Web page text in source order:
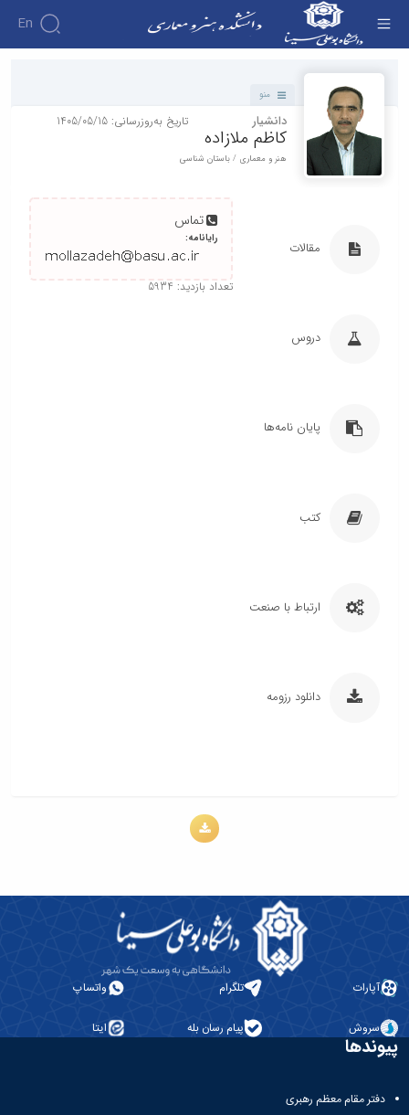
En
منو
دانشیار تاریخ به‌روزرسانی: 1405/05/15
کاظم ملازاده
هنر و معماری / باستان شناسی
تماس
رایانامه:
تعداد بازدید: 5934
مقالات
دروس
پایان نامه‌ها
کتب
ارتباط با صنعت
دانلود رزومه
آپارات تلگرام واتساپ
سروش پیام رسان بله ایتا
پیوندها
دفتر مقام معظم رهبری